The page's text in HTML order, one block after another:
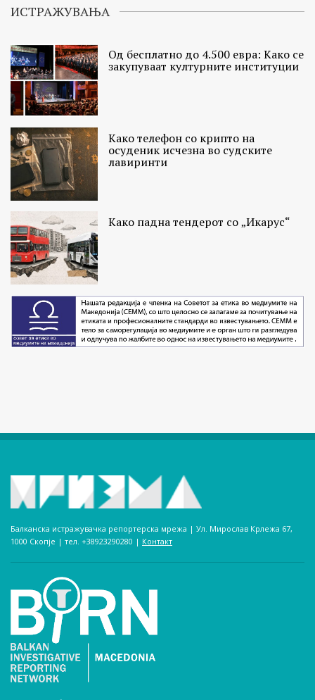
ИСТРАЖУВАЊА
Од бесплатно до 4.500 евра: Како се
закупуваат културните институции
Како телефон со крипто на
осуденик исчезна во судските
лавиринти
Како падна тендерот со „Икарус“
Балканска истражувачка репортерска мрежа | Ул. Мирослав Крлежа 67,
1000 Скопје | тел. +38923290280­ | Контакт